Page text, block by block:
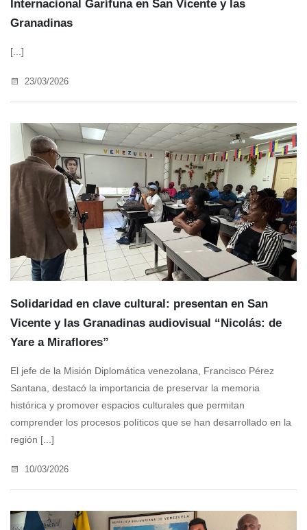
Internacional Garífuna en San Vicente y las
Granadinas
[...]
23/03/2026
Solidaridad en clave cultural: presentan en San
Vicente y las Granadinas audiovisual “Nicolás: de
Yare a Miraflores”
El jefe de la Misión Diplomática venezolana, Francisco Pérez
Santana, destacó la importancia de preservar la memoria
histórica y promover espacios culturales que permitan
comprender los procesos políticos que se han desarrollado en la
región [...]
10/03/2026